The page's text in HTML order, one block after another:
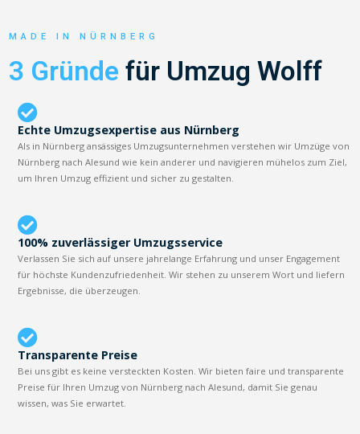
MADE IN NÜRNBERG
3 Gründe für Umzug Wolff
Echte Umzugsexpertise aus Nürnberg
Als in Nürnberg ansässiges Umzugsunternehmen verstehen wir Umzüge von
Nürnberg nach Alesund wie kein anderer und navigieren mühelos zum Ziel,
um Ihren Umzug effizient und sicher zu gestalten.
100% zuverlässiger Umzugsservice
Verlassen Sie sich auf unsere jahrelange Erfahrung und unser Engagement
für höchste Kundenzufriedenheit. Wir stehen zu unserem Wort und liefern
Ergebnisse, die überzeugen.
Transparente Preise
Bei uns gibt es keine versteckten Kosten. Wir bieten faire und transparente
Preise für Ihren Umzug von Nürnberg nach Alesund, damit Sie genau
wissen, was Sie erwartet.